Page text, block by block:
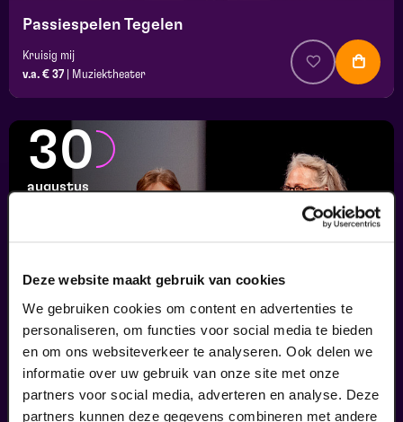
Deze website maakt gebruik van cookies
We gebruiken cookies om content en advertenties te
personaliseren, om functies voor social media te bieden
en om ons websiteverkeer te analyseren. Ook delen we
informatie over uw gebruik van onze site met onze
partners voor social media, adverteren en analyse. Deze
partners kunnen deze gegevens combineren met andere
Passiespelen Tegelen
Kruisig mij
v.a. € 37
Muziektheater
30
augustus
Finale
Viva Classic Vocal Contest 2026